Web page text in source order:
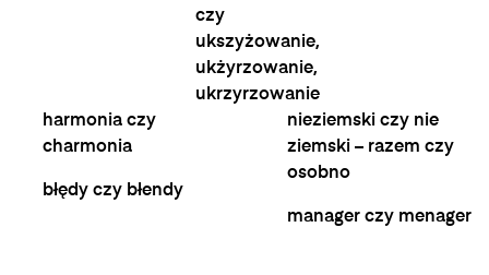
czy
ukszyżowanie,
ukżyrzowanie,
ukrzyrzowanie
harmonia czy
charmonia
błędy czy błendy
nieziemski czy nie
ziemski – razem czy
osobno
manager czy menager